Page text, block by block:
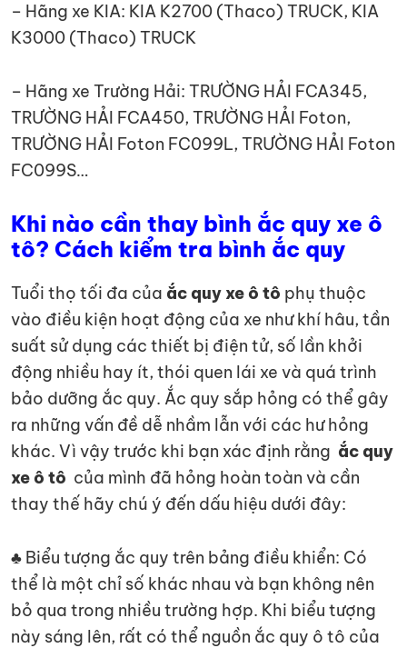
– Hãng xe KIA: KIA K2700 (Thaco) TRUCK, KIA
K3000 (Thaco) TRUCK
– Hãng xe Trường Hải: TRƯỜNG HẢI FCA345,
TRƯỜNG HẢI FCA450, TRƯỜNG HẢI Foton,
TRƯỜNG HẢI Foton FC099L, TRƯỜNG HẢI Foton
FC099S…
Khi nào cần thay bình ắc quy xe ô
tô? Cách kiểm tra bình ắc quy
Tuổi thọ tối đa của ắc quy xe ô tô phụ thuộc
vào điều kiện hoạt động của xe như khí hâu, tần
suất sử dụng các thiết bị điện tử, số lần khởi
động nhiều hay ít, thói quen lái xe và quá trình
bảo dưỡng ắc quy. Ắc quy sắp hỏng có thể gây
ra những vấn đề dễ nhầm lẫn với các hư hỏng
khác. Vì vậy trước khi bạn xác định rằng ắc quy
xe ô tô của mình đã hỏng hoàn toàn và cần
thay thế hãy chú ý đến dấu hiệu dưới đây:
♣ Biểu tượng ắc quy trên bảng điều khiển: Có
thể là một chỉ số khác nhau và bạn không nên
bỏ qua trong nhiều trường hợp. Khi biểu tượng
này sáng lên, rất có thể nguồn ắc quy ô tô của